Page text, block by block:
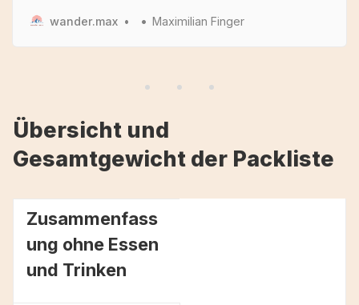
Erfahrung ein ganzheitliches Planungstool
wander.max Maximilian Finger
Übersicht und
Gesamtgewicht der Packliste
Zusammenfass
ung ohne Essen
und Trinken